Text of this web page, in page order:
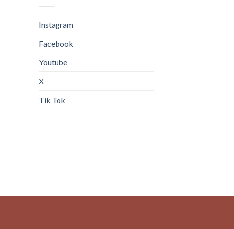
Instagram
Facebook
Youtube
X
Tik Tok